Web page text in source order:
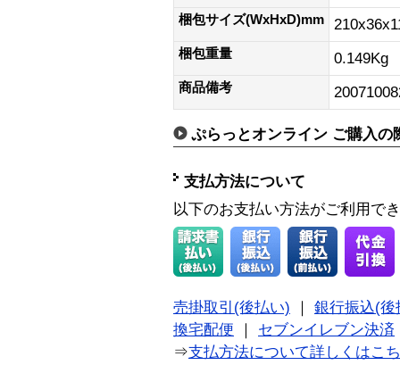
梱包サイズ(WxHxD)mm
梱包重量 0.149Kg
商品備考
ぷらっとオンライン ご購入の
支払方法について
以下のお支払い方法がご利用で
売掛取引(後払い)
銀行振込(後
換宅配便
セブンイレブン決済
⇒支払方法について詳しくはこ